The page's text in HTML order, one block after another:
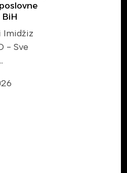
Imidžiz
- Sve